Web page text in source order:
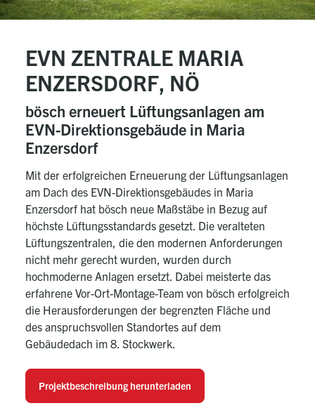
EVN ZENTRALE MARIA
ENZERSDORF, NÖ
bösch erneuert Lüftungsanlagen am
EVN-Direktionsgebäude in Maria
Enzersdorf
Mit der erfolgreichen Erneuerung der Lüftungsanlagen
am Dach des EVN-Direktionsgebäudes in Maria
Enzersdorf hat bösch neue Maßstäbe in Bezug auf
höchste Lüftungsstandards gesetzt. Die veralteten
Lüftungszentralen, die den modernen Anforderungen
nicht mehr gerecht wurden, wurden durch
hochmoderne Anlagen ersetzt. Dabei meisterte das
erfahrene Vor-Ort-Montage-Team von bösch erfolgreich
die Herausforderungen der begrenzten Fläche und
des anspruchsvollen Standortes auf dem
Gebäudedach im 8. Stockwerk.
Projektbeschreibung herunterladen